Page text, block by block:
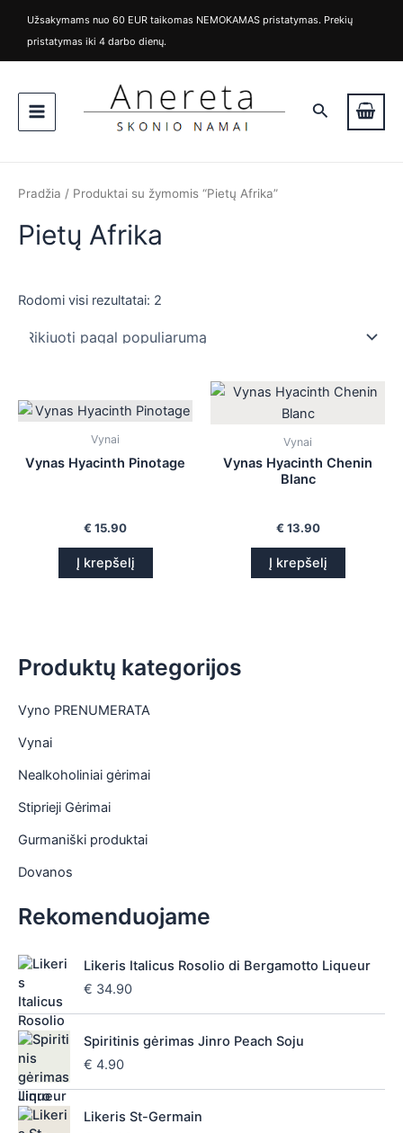
turinio
Užsakymams nuo 60 EUR taikomas NEMOKAMAS pristatymas. Prekių
pristatymas iki 4 darbo dienų.
Menu
Paieška
Produktų kategorijos
Vyno PRENUMERATA
Vynai
Nealkoholiniai gėrimai
Stiprieji Gėrimai
Gurmaniški produktai
Dovanos
Rekomenduojame
Likeris Italicus Rosolio di Bergamotto Liqueur
€ 34.90
Spiritinis gėrimas Jinro Peach Soju
€ 4.90
Likeris St-Germain
k
i
a
s
a
n
Pradžia / Produktai su žymomis “Pietų Afrika”
Pietų Afrika
Rodomi visi rezultatai: 2
pagal
Vynai
Vynas Hyacinth Pinotage
€ 15.90
Į krepšelį
Vynai
Vynas Hyacinth Chenin
Blanc
€ 13.90
Į krepšelį